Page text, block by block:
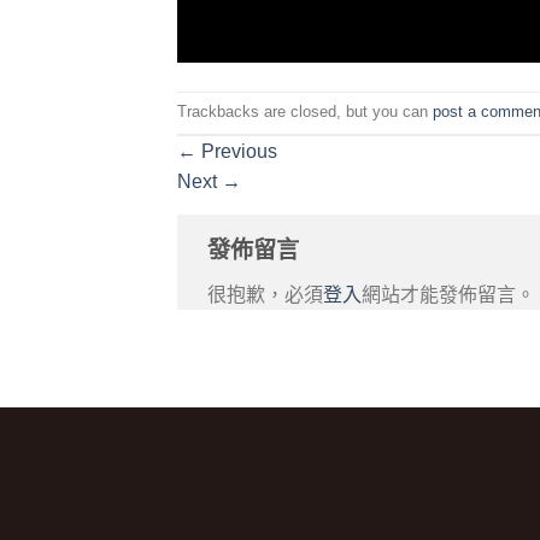
Trackbacks are closed, but you can post a
← Previous
Next →
發佈留言
很抱歉，必須登入網站才能發佈留言。